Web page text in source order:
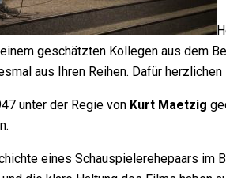
geschätzten Kollegen aus dem
aus Ihren Reihen. Dafür herzlichen
unter der Regie von Kurt Maetzig
eines Schauspielerehepaars